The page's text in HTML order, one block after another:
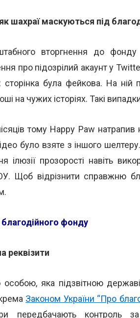
шахраї маскуються під
вторгнення до фонду
про підозрілий акаунт у
сторінка була фейкова. На ній
на чужих історіях. Такі
тому Happy Paw
було взяте з іншого
ілюзії прозорості навіть
Щоб відрізнити справжню
фонду
реквізити
яка підзвітною
Законом України “Про
передбачають контроль